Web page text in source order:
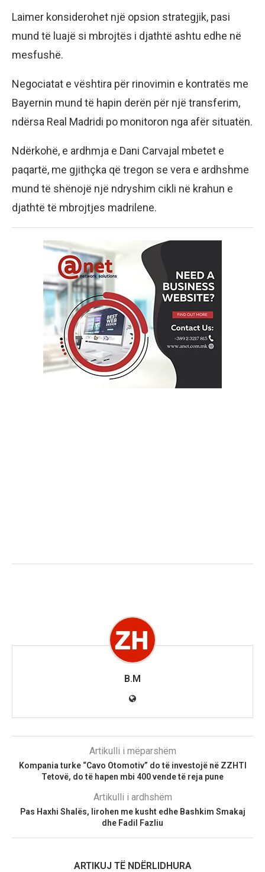
Laimer konsiderohet një opsion strategjik, pasi
mund të luajë si mbrojtës i djathtë ashtu edhe në
mesfushë.
Negociatat e vështira për rinovimin e kontratës me
Bayernin mund të hapin derën për një transferim,
ndërsa Real Madridi po monitoron nga afër situatën.
Ndërkohë, e ardhmja e Dani Carvajal mbetet e
paqartë, me gjithçka që tregon se vera e ardhshme
mund të shënojë një ndryshim cikli në krahun e
djathtë të mbrojtjes madrilene.
B.M
Artikulli i mëparshëm
Kompania turke “Cavo Otomotiv” do të investojë në ZZHTI
Tetovë, do të hapen mbi 400 vende të reja pune
Artikulli i ardhshëm
Pas Haxhi Shalës, lirohen me kusht edhe Bashkim Smakaj
dhe Fadil Fazliu
ARTIKUJ TË NDËRLIDHURA